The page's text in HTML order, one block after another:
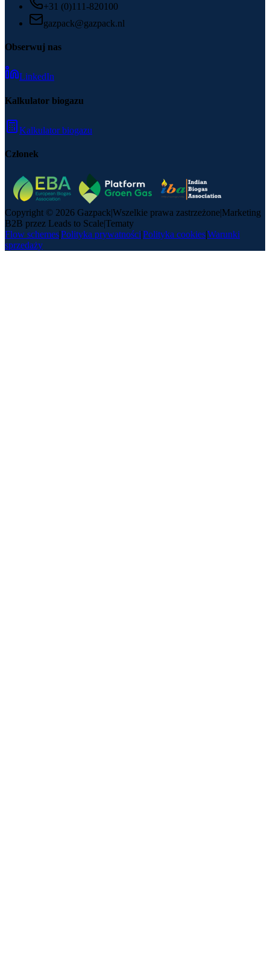
+31 (0)111-820100
gazpack@gazpack.nl
Obserwuj nas
LinkedIn
Kalkulator biogazu
Kalkulator biogazu
Członek
Copyright © 2026 Gazpack|Wszelkie prawa zastrzeżone|Marketing
B2B przez Leads to Scale|Tematy
Flow schemes|Polityka prywatności|Polityka cookies|Warunki
sprzedaży